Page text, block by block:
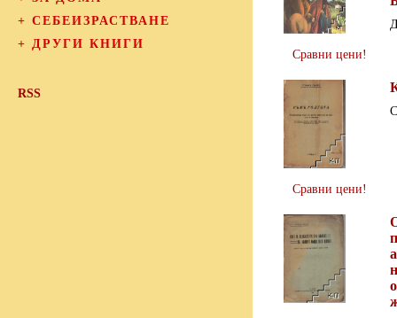
+ СЕБЕИЗРАСТВАНЕ
+ ДРУГИ КНИГИ
RSS
Сравни цени!
Сравни цени!